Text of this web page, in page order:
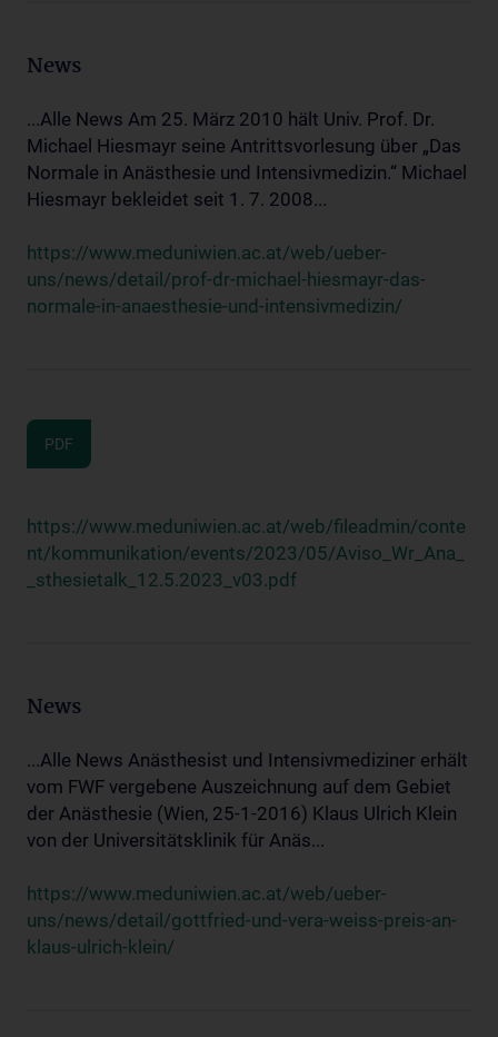
News
...Alle News Am 25. März 2010 hält Univ. Prof. Dr.
Michael Hiesmayr seine Antrittsvorlesung über „Das
Normale in Anästhesie und Intensivmedizin.“ Michael
Hiesmayr bekleidet seit 1. 7. 2008...
https://www.meduniwien.ac.at/web/ueber-
uns/news/detail/prof-dr-michael-hiesmayr-das-
normale-in-anaesthesie-und-intensivmedizin/
PDF
https://www.meduniwien.ac.at/web/fileadmin/conte
nt/kommunikation/events/2023/05/Aviso_Wr_Ana_
_sthesietalk_12.5.2023_v03.pdf
News
...Alle News Anästhesist und Intensivmediziner erhält
vom FWF vergebene Auszeichnung auf dem Gebiet
der Anästhesie (Wien, 25-1-2016) Klaus Ulrich Klein
von der Universitätsklinik für Anäs...
https://www.meduniwien.ac.at/web/ueber-
uns/news/detail/gottfried-und-vera-weiss-preis-an-
klaus-ulrich-klein/